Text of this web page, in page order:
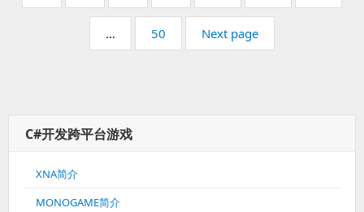
… Page:
50 Next page
C#开发跨平台游戏
XNA简介
MONOGAME简介